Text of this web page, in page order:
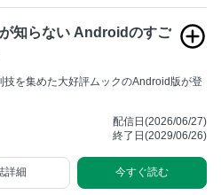
知らない Androidのすご
技を集めた大好評ムックのAndroid版が登
配信日(2026/06/27)
終了日(2029/06/26)
今すぐ読む
詳細